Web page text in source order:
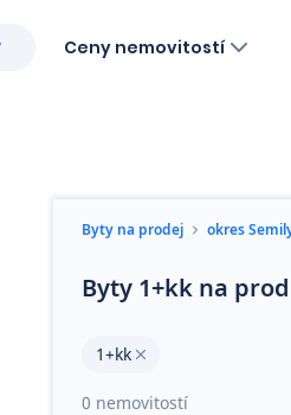
Ceny nemovitostí
Byty na prodej okres
Byty 1+kk na
1+kk
0 nemovitostí